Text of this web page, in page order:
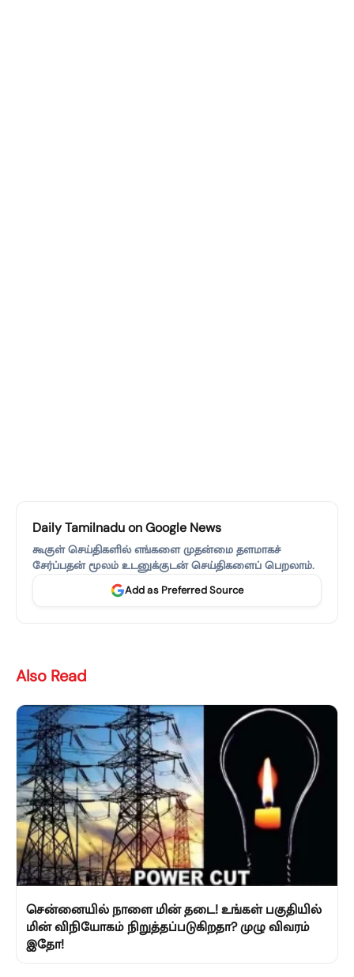
Daily Tamilnadu on Google News
கூகுள் செய்திகளில் எங்களை முதன்மை தளமாகச்
சேர்ப்பதன் மூலம் உடனுக்குடன் செய்திகளைப் பெறலாம்.
Add as Preferred Source
Also Read
சென்னையில் நாளை மின் தடை! உங்கள் பகுதியில்
மின் விநியோகம் நிறுத்தப்படுகிறதா? முழு விவரம்
இதோ!